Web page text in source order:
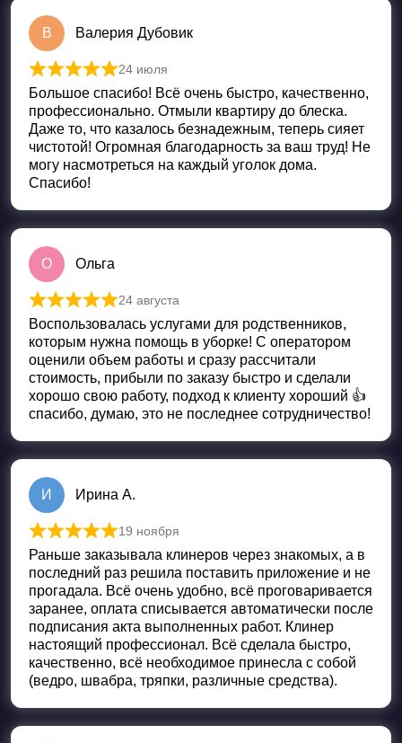
В Валерия Дубовик
Оценка
24 июля
Большое спасибо! Всё очень быстро, качественно,
профессионально. Отмыли квартиру до блеска.
Даже то, что казалось безнадежным, теперь сияет
чистотой! Огромная благодарность за ваш труд! Не
могу насмотреться на каждый уголок дома.
Спасибо!
О Ольга
Оценка из 5
24 августа
Воспользовалась услугами для родственников,
которым нужна помощь в уборке! С оператором
оценили объем работы и сразу рассчитали
стоимость, прибыли по заказу быстро и сделали
хорошо свою работу, подход к клиенту хороший 👍
спасибо, думаю, это не последнее сотрудничество!
И Ирина А.
Оценка
19 ноября
Раньше заказывала клинеров через знакомых, а в
последний раз решила поставить приложение и не
прогадала. Всё очень удобно, всё проговаривается
заранее, оплата списывается автоматически после
подписания акта выполненных работ. Клинер
настоящий профессионал. Всё сделала быстро,
качественно, всё необходимое принесла с собой
(ведро, швабра, тряпки, различные средства).